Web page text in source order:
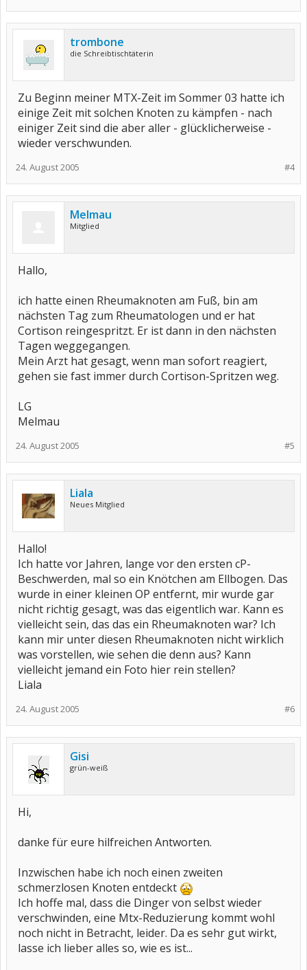
trombone
die Schreibtischtäterin
Zu Beginn meiner MTX-Zeit im Sommer 03 hatte ich
einige Zeit mit solchen Knoten zu kämpfen - nach
einiger Zeit sind die aber aller - glücklicherweise -
wieder verschwunden.
#4
24. August 2005
Melmau
Mitglied
Hallo,
ich hatte einen Rheumaknoten am Fuß, bin am
nächsten Tag zum Rheumatologen und er hat
Cortison reingespritzt. Er ist dann in den nächsten
Tagen weggegangen.
Mein Arzt hat gesagt, wenn man sofort reagiert,
gehen sie fast immer durch Cortison-Spritzen weg.
LG
Melmau
#5
24. August 2005
Liala
Neues Mitglied
Hallo!
Ich hatte vor Jahren, lange vor den ersten cP-
Beschwerden, mal so ein Knötchen am Ellbogen. Das
wurde in einer kleinen OP entfernt, mir wurde gar
nicht richtig gesagt, was das eigentlich war. Kann es
vielleicht sein, das das ein Rheumaknoten war? Ich
kann mir unter diesen Rheumaknoten nicht wirklich
was vorstellen, wie sehen die denn aus? Kann
vielleicht jemand ein Foto hier rein stellen?
Liala
#6
24. August 2005
Gisi
grün-weiß
Hi,
danke für eure hilfreichen Antworten.
Inzwischen habe ich noch einen zweiten
schmerzlosen Knoten entdeckt
Ich hoffe mal, dass die Dinger von selbst wieder
verschwinden, eine Mtx-Reduzierung kommt wohl
noch nicht in Betracht, leider. Da es sehr gut wirkt,
lasse ich lieber alles so, wie es ist...